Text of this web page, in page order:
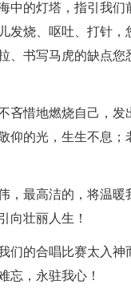
中的灯塔，指引我
烧、呕吐、打针，
、书写马虎的缺点
吝惜地燃烧自己，
仰的光，生生不息
，最高洁的，将温
向壮丽人生！
们的合唱比赛太入
忘，永驻我心！